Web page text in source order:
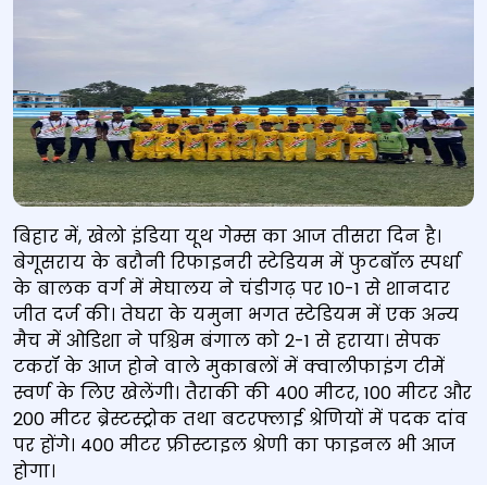
बिहार में, खेलो इंडिया यूथ गेम्स का आज तीसरा दिन है।
बेगूसराय के बरौनी रिफाइनरी स्टेडियम में फुटबॉल स्पर्धा
के बालक वर्ग में मेघालय ने चंडीगढ़ पर 10-1 से शानदार
जीत दर्ज की। तेघरा के यमुना भगत स्टेडियम में एक अन्य
मैच में ओडिशा ने पश्चिम बंगाल को 2-1 से हराया। सेपक
टकरॉ के आज होने वाले मुकाबलों में क्वालीफाइंग टीमें
स्वर्ण के लिए खेलेंगी। तैराकी की 400 मीटर, 100 मीटर और
200 मीटर ब्रेस्टस्ट्रोक तथा बटरफ्लाई श्रेणियों में पदक दांव
पर होंगे। 400 मीटर फ्रीस्टाइल श्रेणी का फाइनल भी आज
होगा।